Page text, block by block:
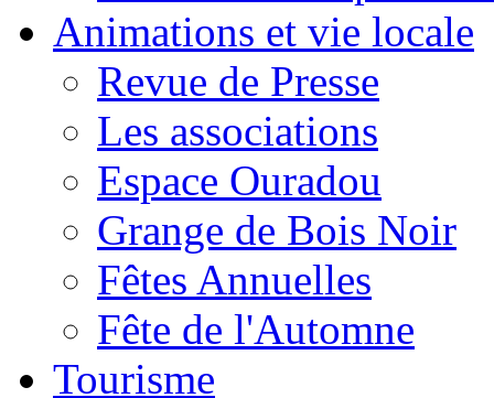
Animations et vie locale
Revue de Presse
Les associations
Espace Ouradou
Grange de Bois Noir
Fêtes Annuelles
Fête de l'Automne
Tourisme